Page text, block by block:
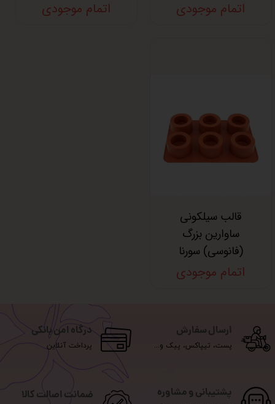
اتمام موجودی اتمام موجودی
قالب سیلکونی
ساوارین بزرگ
(فانوسی) سورنا
اتمام موجودی
ارسال سفارش
پست، تیپاکس، پیک و...
درگاه امن بانکی
پرداخت آنلاین
پشتیبانی و مشاوره ضمانت اصالت کالا